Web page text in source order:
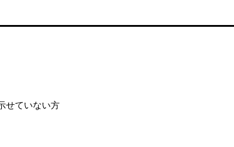
せていない方